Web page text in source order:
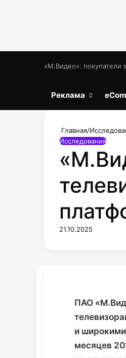
«М.Видео»: покупатели
Реклама
Главная/
Исследования
21.10.2025
ПАО «М.В
и
месяцев